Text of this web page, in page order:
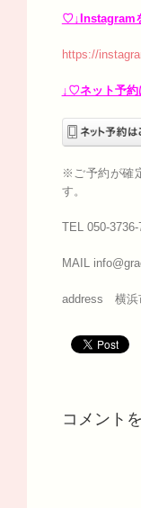
♡↓Instagram
https://
↓♡ネット予
※ご予約が確
す。
TEL 050-3736-
MAIL
address 横浜
コメント